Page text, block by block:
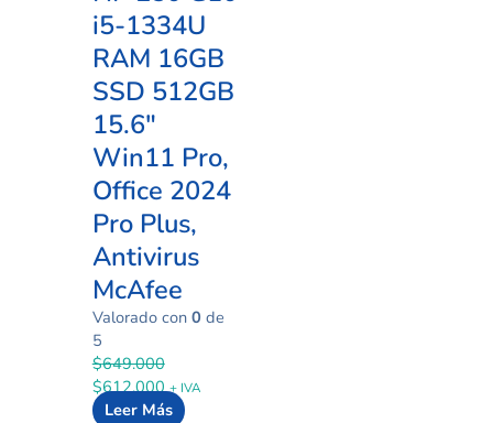
i5-1334U
RAM 16GB
SSD 512GB
15.6″
Win11 Pro,
Office 2024
Pro Plus,
Antivirus
McAfee
Valorado con 0 de
5
$649.000
$612.000 + IVA
Leer Más